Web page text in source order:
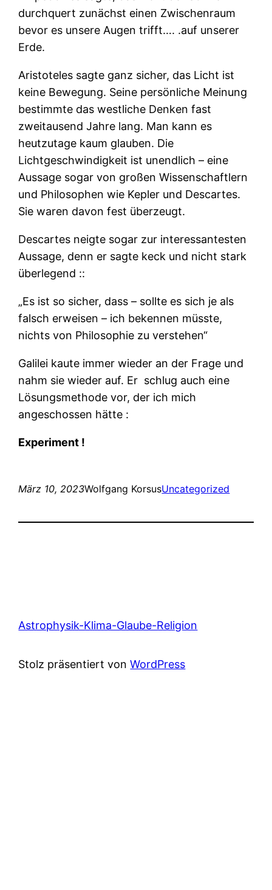
durchquert zunächst einen Zwischenraum
bevor es unsere Augen trifft…. .auf unserer
Erde.
Aristoteles sagte ganz sicher, das Licht ist
keine Bewegung. Seine persönliche Meinung
bestimmte das westliche Denken fast
zweitausend Jahre lang. Man kann es
heutzutage kaum glauben. Die
Lichtgeschwindigkeit ist unendlich – eine
Aussage sogar von großen Wissenschaftlern
und Philosophen wie Kepler und Descartes.
Sie waren davon fest überzeugt.
Descartes neigte sogar zur interessantesten
Aussage, denn er sagte keck und nicht stark
überlegend ::
„Es ist so sicher, dass – sollte es sich je als
falsch erweisen – ich bekennen müsste,
nichts von Philosophie zu verstehen“
Galilei kaute immer wieder an der Frage und
nahm sie wieder auf. Er schlug auch eine
Lösungsmethode vor, der ich mich
angeschossen hätte :
Experiment !
März 10, 2023Wolfgang KorsusUncategorized
Astrophysik-Klima-Glaube-Religion
Stolz präsentiert vonWordPress